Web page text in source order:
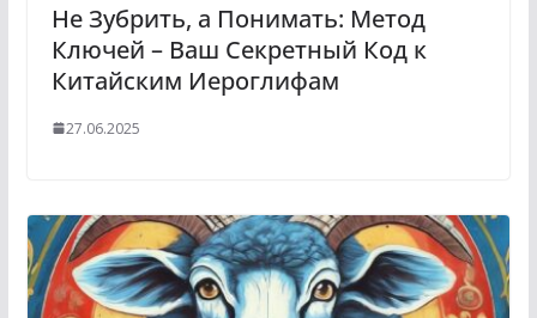
Не Зубрить, а Понимать: Метод
Ключей – Ваш Секретный Код к
Китайским Иероглифам
27.06.2025